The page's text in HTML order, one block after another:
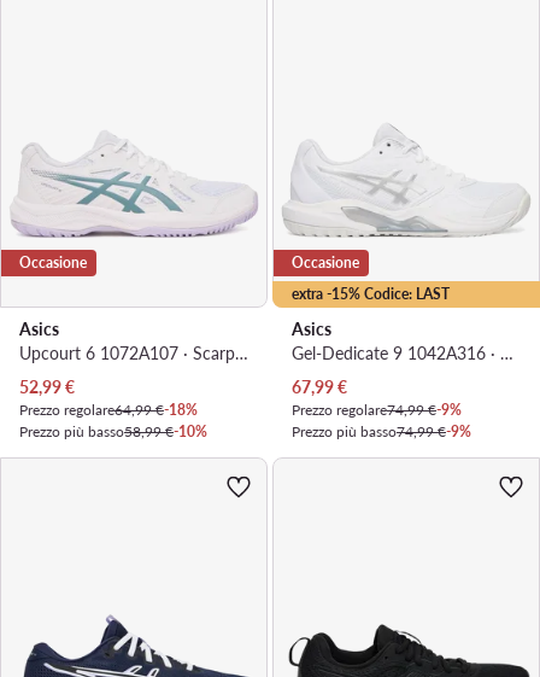
Occasione
Asics
Upcourt 6 1072A107 · Scarpe da palestra
Prezzo attuale
52,99€
Prezzo regolare64,99 €-18%
Prezzo più basso58,99 €-10%
extra -15% Codice: LAST
Occasione
Asics
Gel-Dedicate 9 1042A316 · Scarpe da tennis
Prezzo attuale
67,99€
Prezzo regolare74,99 €-9%
Prezzo più basso74,99 €-9%